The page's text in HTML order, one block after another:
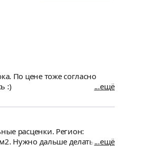
По цене тоже согласно
:)
ещё
расценки. Регион:
ещё